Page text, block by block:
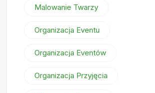
Malowanie Twarzy
Organizacja Eventu
Organizacja Eventów
Organizacja Przyjęcia